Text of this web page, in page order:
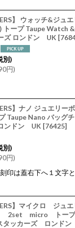
】 ウォッチ&ジュ
トープ Taupe Watch
ズ ロンドン UK [
別)
円)
】ナノ ジュエリー
Taupe Nano バッグ
ンドン UK [76425]
別)
円)
印は蓋右下へ１文字と
】マイクロ ジュ
2set micro トープ
タッカーズ ロンド